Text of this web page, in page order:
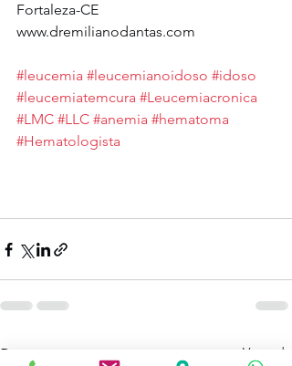
Fortaleza-CE
www.dremilianodantas.com
#leucemia #leucemianoidoso #idoso
#leucemiatemcura #Leucemiacronica
#LMC #LLC #anemia #hematoma
#Hematologista
Posts recentes Ver tudo